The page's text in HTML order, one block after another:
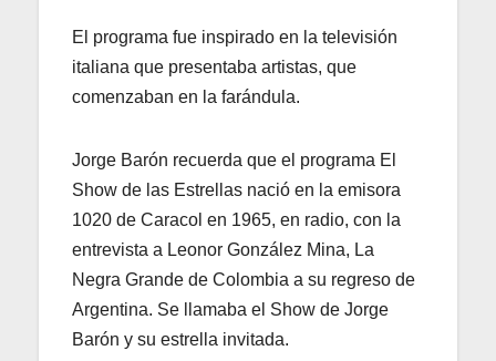
El programa fue inspirado en la televisión
italiana que presentaba artistas, que
comenzaban en la farándula.
Jorge Barón recuerda que el programa El
Show de las Estrellas nació en la emisora
1020 de Caracol en 1965, en radio, con la
entrevista a Leonor González Mina, La
Negra Grande de Colombia a su regreso de
Argentina. Se llamaba el Show de Jorge
Barón y su estrella invitada.